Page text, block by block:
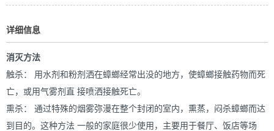
详细信息
消灭方法
触杀： 用水剂和粉剂洒在蟑螂经常出没的地方，使蟑螂接触药物而死
亡，或用气雾剂直 接喷洒接触死亡。
熏杀： 通过特殊的烟雾弥漫在整个封闭的室内，熏蒸，闷杀蟑螂而达
到目的。这种方法 一般的家庭很少使用，主要用于餐厅、饭店等场